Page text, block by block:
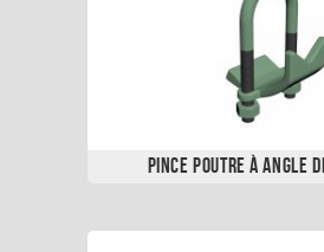
Pince Poutre à Angle